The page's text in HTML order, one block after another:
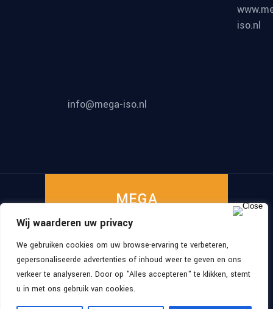
Wij waarderen uw privacy
We gebruiken cookies om uw browse-ervaring te verbeteren,
gepersonaliseerde advertenties of inhoud weer te geven en ons
verkeer te analyseren. Door op "Alles accepteren" te klikken, stemt
u in met ons gebruik van cookies.
iso.nl
info@mega-iso.nl
MEGA
ISO
© 2026 MEGA-ISO , All Rights Reserved